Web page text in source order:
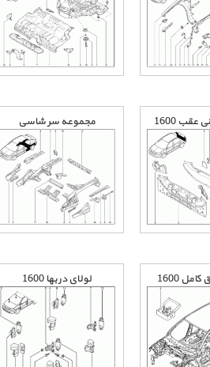
1600 مجموعه سر شاسی
1600 لولای دربها 1600